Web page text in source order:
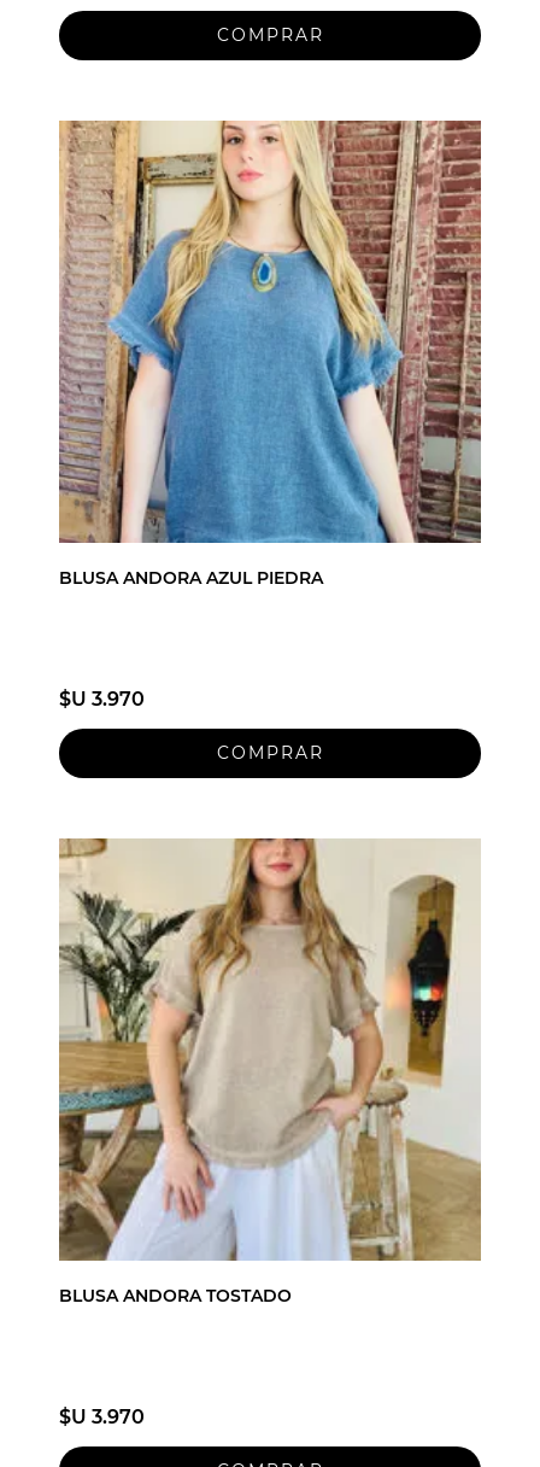
BLUSA ANDORA AZUL PIEDRA
$U 3.970
BLUSA ANDORA TOSTADO
$U 3.970